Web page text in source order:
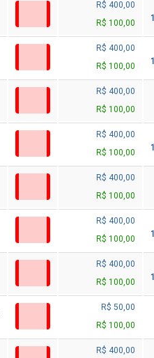
R$ 400,00
R$ 100,00
R$ 400,00
R$ 100,00
R$ 400,00
R$ 100,00
R$ 400,00
R$ 100,00
R$ 400,00
R$ 100,00
R$ 400,00
R$ 100,00
R$ 400,00
R$ 100,00
R$ 50,00
R$ 100,00
R$ 400,00